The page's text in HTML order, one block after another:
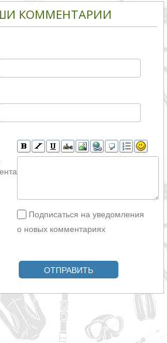
КОММЕНТАРИИ
Подписаться на уведомления
о новых комментариях
ОТПРАВИТЬ